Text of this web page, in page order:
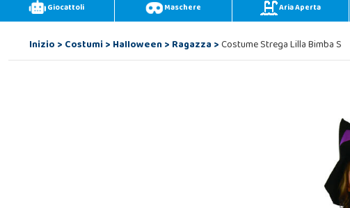
Giocattoli Maschere Aria Aperta
Inizio>Costumi>Halloween>Ragazza>Costume Strega Lilla Bimba S